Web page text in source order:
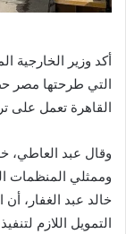
أكد وزير الخارجية
التي طرحتها مصر
القاهرة تعمل على
وممثلي المنظمات
خالد عبد الغفار،
التمويل اللازم